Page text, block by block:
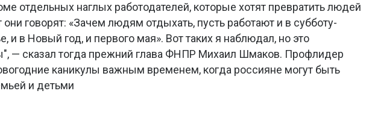
отдельных наглых работодателей, которые хотят превратить людей
они говорят: «Зачем людям отдыхать, пусть работают и в субботу-
и в Новый год, и первого мая». Вот таких я наблюдал, но это
— сказал тогда прежний глава ФНПР Михаил Шмаков. Профлидер
каникулы важным временем, когда россияне могут быть
и детьми